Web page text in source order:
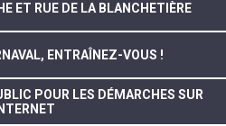
ET RUE DE LA BLANCHETIÈRE
ENTRAÎNEZ-VOUS !
POUR LES DÉMARCHES SUR
INTERNET